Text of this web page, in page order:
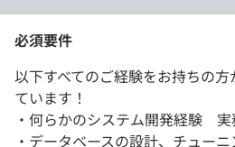
必須要件
以下すべてのご経験をお持ちの
ています！
・何らかのシステム開発経験
・データベースの設計、チュー